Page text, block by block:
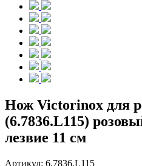
Нож Victorinox для
(6.7836.L115)
лезвие 11 см
Артикул: 6.7836.L115